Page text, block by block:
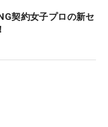
契約女子プロの新セ